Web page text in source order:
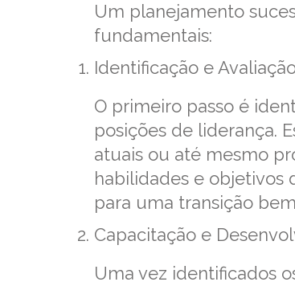
Um planejamento
fundamentais:
Identificação e
O primeiro passo é
posições de liderança.
atuais ou até mesmo
habilidades e objetivos
para uma transição
Capacitação e
Uma vez identificados